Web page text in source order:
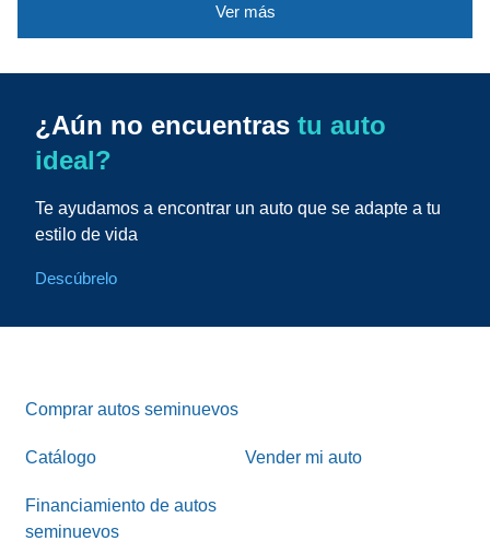
Ver más
¿Aún no encuentras tu auto
ideal?
Te ayudamos a encontrar un auto que se adapte a tu
estilo de vida
Descúbrelo
Comprar autos seminuevos
Catálogo Vender mi auto
Financiamiento de autos
seminuevos